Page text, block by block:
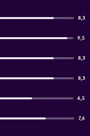
8,3
9,5
8,3
8,3
6,5
7,6